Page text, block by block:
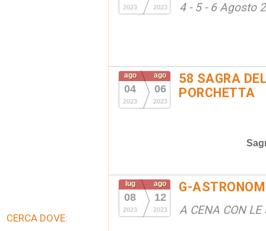
2023 2023 4 - 5 - 6 Agosto
ago
04
2023
ago
06
2023
58 SAGRA
PORCHETTA
lug
08
2023
ago
12
2023
G-
A CENA CON LE
CERCA DOVE: